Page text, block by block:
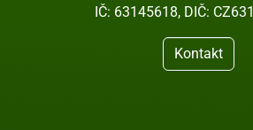
IČ: 63145618, DIČ:
Kontakt